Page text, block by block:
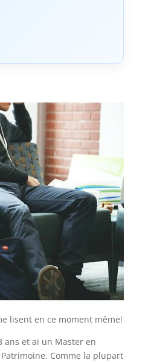
lisent en ce moment même!
ans et ai un Master en
Comme la plupart